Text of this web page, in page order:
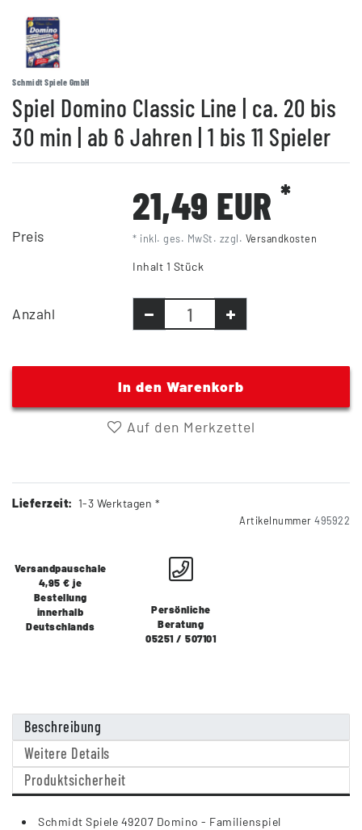
Schmidt Spiele GmbH
Spiel Domino Classic Line | ca. 20 bis
30 min | ab 6 Jahren | 1 bis 11 Spieler
Preis
21,49 EUR*
* inkl. ges. MwSt. zzgl. Versandkosten
Inhalt 1 Stück
Anzahl
In den Warenkorb
Auf den Merkzettel
Lieferzeit: 1-3 Werktagen *
Artikelnummer 495922
Versandpauschale
4,95 € je
Bestellung
innerhalb
Deutschlands
Persönliche
Beratung
05251 / 507101
Beschreibung
Weitere Details
Produktsicherheit
Schmidt Spiele 49207 Domino - Familienspiel